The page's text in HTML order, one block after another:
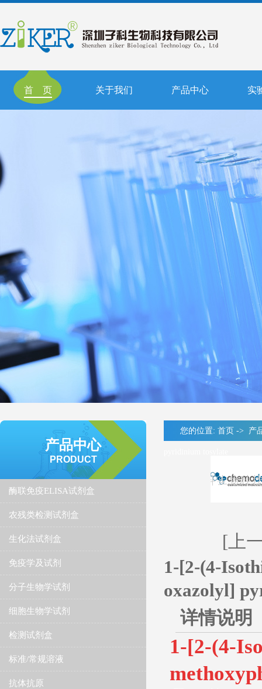
首 页 关于我们 产品中心 实
产品中心
PRODUCT
酶联免疫ELISA试剂盒
农残类检测试剂盒
生化法试剂盒
免疫学及试剂
分子生物学试剂
细胞生物学试剂
检测试剂盒
标准/常规溶液
抗体抗原
您的位置: 首页 -> 产
[上
1-[2-(4-
oxazolyl]
详情说明
1-[2-(4-